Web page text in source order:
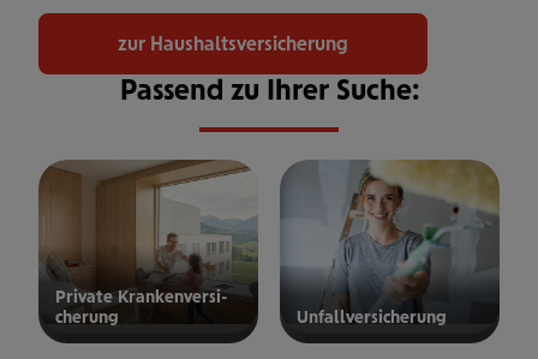
zur Haushaltsversicherung
Passend zu Ihrer Suche:
Private Kran­ken­­­ver­si­
che­rung
privaten
Unfall­ver­si­che­rung